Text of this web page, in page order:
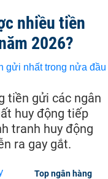
nhiều tiền
2026?
tiền gửi các ngân
huy động tiếp
tranh huy động
ra gay gắt.
Top ngân hàng